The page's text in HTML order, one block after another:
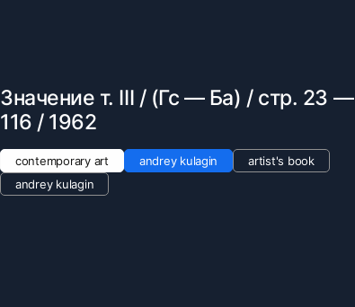
Значение т. III / (Гс — Ба) / стр. 23 —
116 / 1962
contemporary art аndrey kulagin
artist's book
andrey kulagin